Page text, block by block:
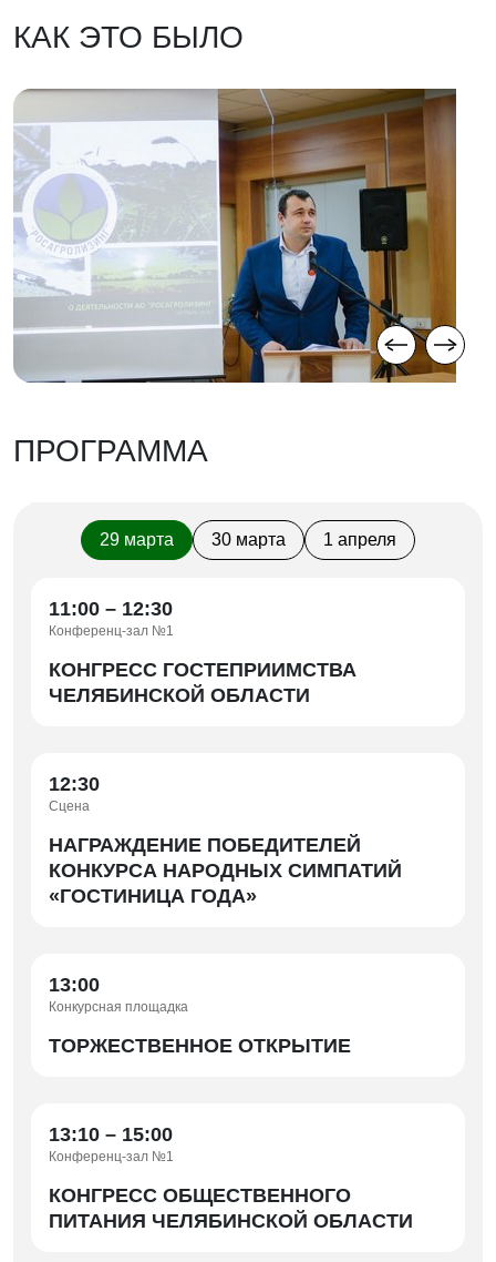
КАК ЭТО БЫЛО
ПРОГРАММА
29 марта 30 марта 1 апреля
11:00 – 12:30
Конференц-зал №1
КОНГРЕСС ГОСТЕПРИИМСТВА
ЧЕЛЯБИНСКОЙ ОБЛАСТИ
12:30
Сцена
НАГРАЖДЕНИЕ ПОБЕДИТЕЛЕЙ
КОНКУРСА НАРОДНЫХ СИМПАТИЙ
«ГОСТИНИЦА ГОДА»
13:00
Конкурсная площадка
ТОРЖЕСТВЕННОЕ ОТКРЫТИЕ
13:10 – 15:00
Конференц-зал №1
КОНГРЕСС ОБЩЕСТВЕННОГО
ПИТАНИЯ ЧЕЛЯБИНСКОЙ ОБЛАСТИ